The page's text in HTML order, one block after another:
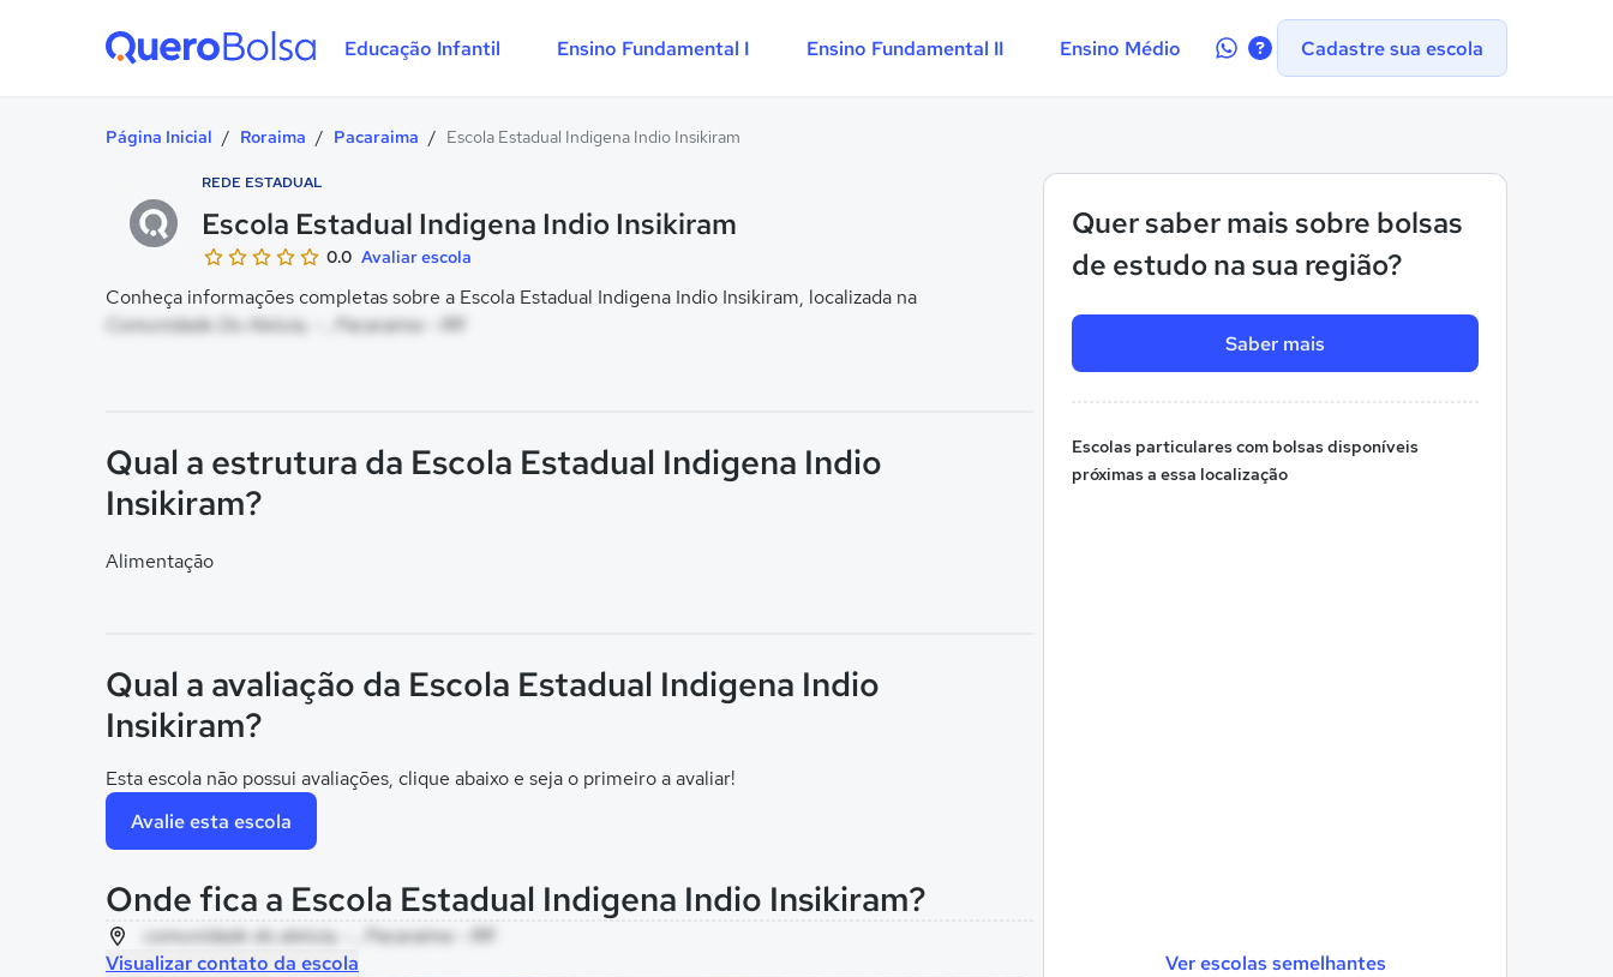
Educação Infantil Ensino Fundamental I Ensino Fundamental II Ensino Médio
Contate-Cadastre sua escola
Página Inicial / Roraima / Pacaraima / Escola Estadual Indigena Indio Insikiram
REDE ESTADUAL
Escola Estadual Indigena Indio Insikiram
0.0 Avaliar escola
Conheça informações completas sobre a Escola Estadual Indigena Indio Insikiram, localizada na
Comunidade Do Aleluia, - , Pacaraima - RR
Quer saber mais sobre bolsas
de estudo na sua região?
Saber mais
Escolas particulares com bolsas disponíveis
próximas a essa localização
Ver escolas semelhantes
Qual a estrutura da Escola Estadual Indigena Indio
Insikiram?
Alimentação
Qual a avaliação da Escola Estadual Indigena Indio
Insikiram?
Esta escola não possui avaliações, clique abaixo e seja o primeiro a avaliar!
Avalie esta escola
Onde fica a Escola Estadual Indigena Indio Insikiram?
comunidade do aleluia, - , Pacaraima - RR
Visualizar contato da escola